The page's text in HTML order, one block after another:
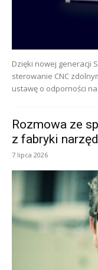
Dzięki nowej generacji
sterowanie CNC
ustawę o odporności
Rozmowa ze
z fabryki
7 lipca 2026